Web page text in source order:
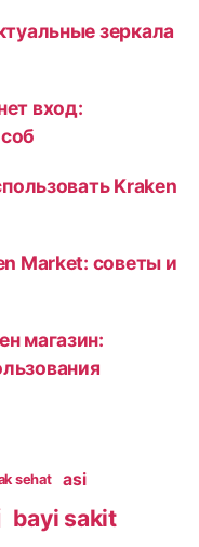
зеркала
вход:
Kraken
Market: советы и
магазин:
sehat
asi
bayi sakit